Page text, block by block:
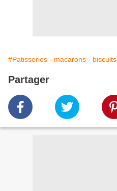
#Patisseries - macarons - biscuits
Partager